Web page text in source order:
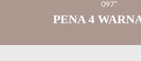
097”
PENA 4